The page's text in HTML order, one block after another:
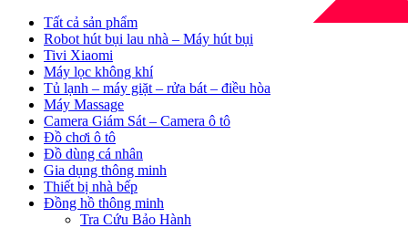
Tất cả sản phẩm
Robot hút bụi lau nhà – Máy hút bụi
Tivi Xiaomi
Máy lọc không khí
Tủ lạnh – máy giặt – rửa bát – điều hòa
Máy Massage
Camera Giám Sát – Camera ô tô
Đồ chơi ô tô
Đồ dùng cá nhân
Gia dụng thông minh
Thiết bị nhà bếp
Đồng hồ thông minh
Tra Cứu Bảo Hành